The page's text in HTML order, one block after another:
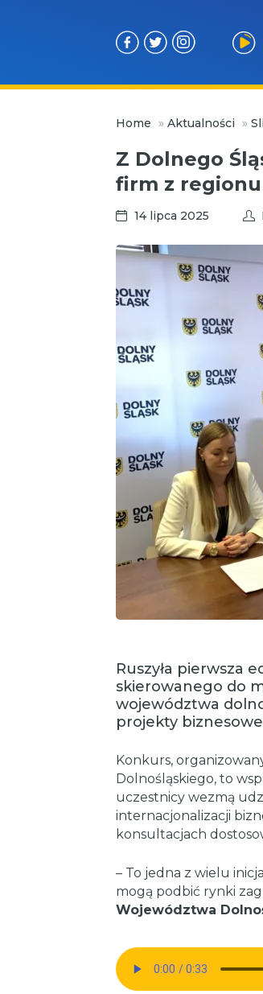
Home » Aktualności »
Z Dolnego
firm z regionu
14 lipca 2025
Ruszyła pierwsza
skierowanego do
województwa
projekty
Konkurs,
Dolnośląskiego, to
uczestnicy wezmą
internacjonalizacji
konsultacjach
– To jedna z wielu
mogą podbić rynki
Województwa